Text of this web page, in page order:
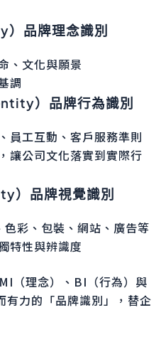
品牌理念識別
、文化與願景
調
）品牌行為識別
員工互動、客戶服務準則
讓公司文化落實到實際行
）品牌視覺識別
彩、包裝、網站、廣告等
特性與辨識度
（理念）、BI（行為）與
有力的「品牌識別」，替企